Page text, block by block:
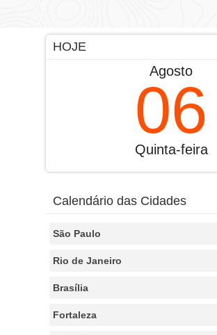
HOJE
Agosto
06
Quinta-feira
Calendário das Cidades
São Paulo
Rio de Janeiro
Brasília
Fortaleza